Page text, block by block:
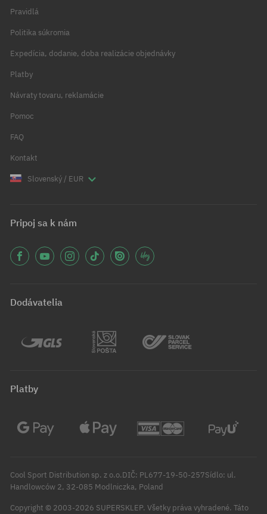
Pravidlá
Politika súkromia
Expedícia, dodanie, doba realizácie objednávky
Platby
Návraty tovaru, reklamácie
Pomoc
FAQ
Kontakt
Slovenský / EUR
Pripoj sa k nám
Dodávatelia
Platby
Cool Sport Distribution sp. z o.o.DIČ: PL677-19-50-257Sídlo: ul.
Handlowców 2, 32-085 Modlniczka, Poland
Copyright © 2003-2026 SUPERSKLEP. Všetky práva vyhradené. Táto